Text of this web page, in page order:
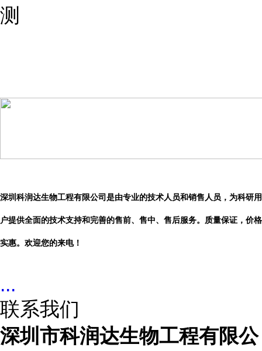
测
深圳科润达生物工程有限公司是由专业的技术人员和销售人员，为科研用
户提供全面的技术支持和完善的售前、售中、售后服务。质量保证，价格
实惠。欢迎您的来电！
...
联系我们
深圳市科润达生物工程有限公